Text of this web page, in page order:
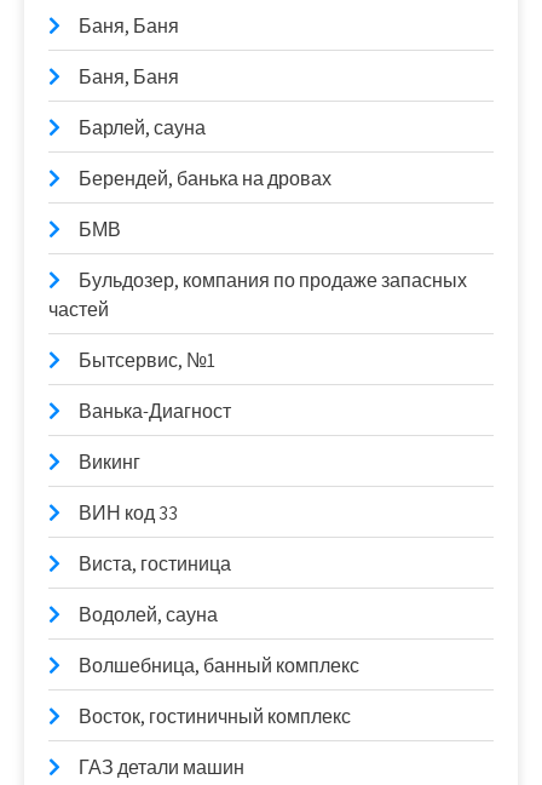
Баня, Баня
Баня, Баня
Барлей, сауна
Берендей, банька на дровах
БМВ
Бульдозер, компания по продаже запасных
частей
Бытсервис, №1
Ванька-Диагност
Викинг
ВИН код 33
Виста, гостиница
Водолей, сауна
Волшебница, банный комплекс
Восток, гостиничный комплекс
ГАЗ детали машин